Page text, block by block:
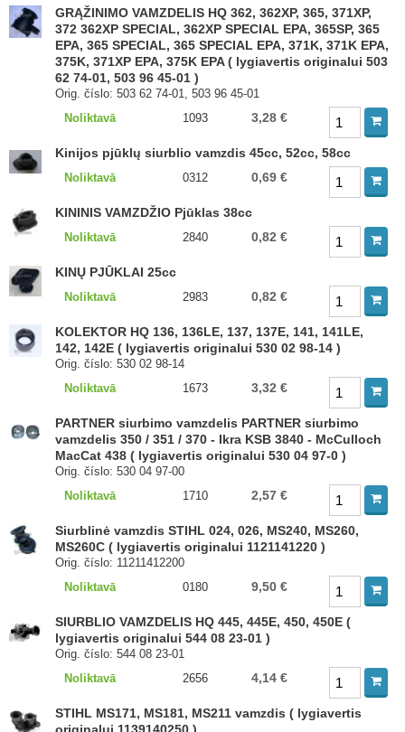
GRĄŽINIMO VAMZDELIS HQ 362, 362XP, 365, 371XP,
372 362XP SPECIAL, 362XP SPECIAL EPA, 365SP, 365
EPA, 365 SPECIAL, 365 SPECIAL EPA, 371K, 371K EPA,
375K, 371XP EPA, 375K EPA ( lygiavertis originalui 503
62 74-01, 503 96 45-01 )
Orig. číslo: 503 62 74-01, 503 96 45-01
Noliktavā
1093 3,28 €
Kinijos pjūklų siurblio vamzdis 45cc, 52cc, 58cc
Noliktavā 0312 0,69 €
KININIS VAMZDŽIO Pjūklas 38cc
Noliktavā 2840 0,82 €
KINŲ PJŪKLAI 25cc
Noliktavā 2983 0,82 €
KOLEKTOR HQ 136, 136LE, 137, 137E, 141, 141LE,
142, 142E ( lygiavertis originalui 530 02 98-14 )
Orig. číslo: 530 02 98-14
Noliktavā
1673 3,32 €
PARTNER siurbimo vamzdelis PARTNER siurbimo
vamzdelis 350 / 351 / 370 - Ikra KSB 3840 - McCulloch
MacCat 438 ( lygiavertis originalui 530 04 97-0 )
Orig. číslo: 530 04 97-00
Noliktavā
1710 2,57 €
Siurblinė vamzdis STIHL 024, 026, MS240, MS260,
MS260C ( lygiavertis originalui 1121141220 )
Orig. číslo: 11211412200
Noliktavā
0180 9,50 €
SIURBLIO VAMZDELIS HQ 445, 445E, 450, 450E (
lygiavertis originalui 544 08 23-01 )
Orig. číslo: 544 08 23-01
Noliktavā
2656 4,14 €
STIHL MS171, MS181, MS211 vamzdis ( lygiavertis